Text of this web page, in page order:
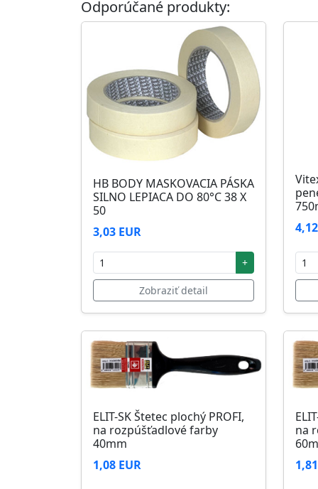
48 mesiacov v orig. uzavretých obaloch
Odporúčané produkty:
HB BODY MASKOVACIA PÁSKA
SILNO LEPIACA DO 80°C 38 X
50
3,03 EUR
+
Zobraziť detail
ELIT-SK Štetec plochý PROFI,
na rozpúšťadlové farby
40mm
1,08 EUR
na